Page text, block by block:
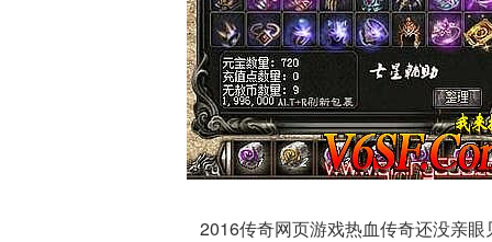
2016传奇网页游戏热血传奇还没亲